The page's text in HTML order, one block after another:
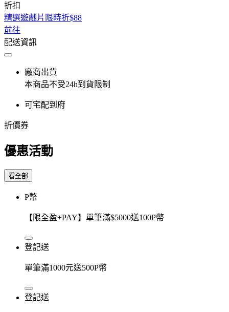
折扣
精選遊戲片限時折$88
前往
配送資訊
廠商出貨
本商品不受24h到貨限制
可宅配到府
折價券
優惠活動
看全部
P幣
【限全盈+PAY】單筆滿$5000送100P幣
登記送
單筆滿1000元送500P幣
登記送